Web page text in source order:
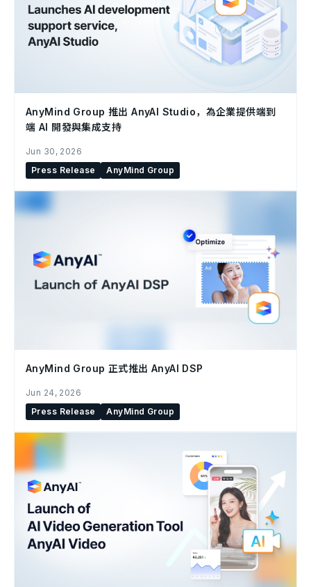
AnyMind Group 推出 AnyAI Studio，為企業提供端到
端 AI 開發與集成支持
Jun 30, 2026
Press Release
AnyMind Group
AnyMind Group 正式推出 AnyAI DSP
Jun 24, 2026
Press Release
AnyMind Group